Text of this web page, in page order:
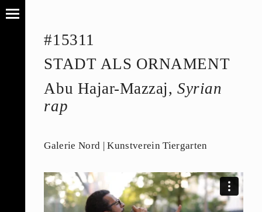
#15311
STADT ALS ORNAMENT
Abu Hajar-Mazzaj,Syrian
rap
Galerie Nord | Kunstverein Tiergarten